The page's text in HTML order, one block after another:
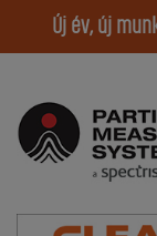
Új év, új